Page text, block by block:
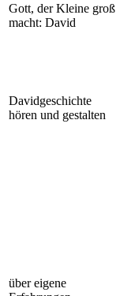
Gott, der Kleine groß
macht: David
Davidgeschichte
hören und gestalten
über eigene